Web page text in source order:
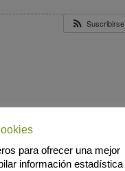
Suscribirse
para ofrecer una mejor
información estadística